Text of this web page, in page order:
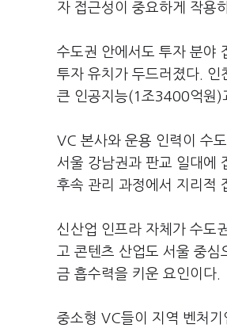
자 접근성이 중요하게 작용
수도권 안에서도 투자 분야
투자 유치가 두드러졌다. 인
큰 인공지능(1조3400억원)
VC 본사와 운용 인력이 수
서울 강남권과 판교 일대에
후속 관리 과정에서 지리적
신산업 인프라 자체가 수도
고 콘텐츠 산업도 서울 중심
금 흡수력을 키운 요인이다.
중소형 VC들이 지역 벤처